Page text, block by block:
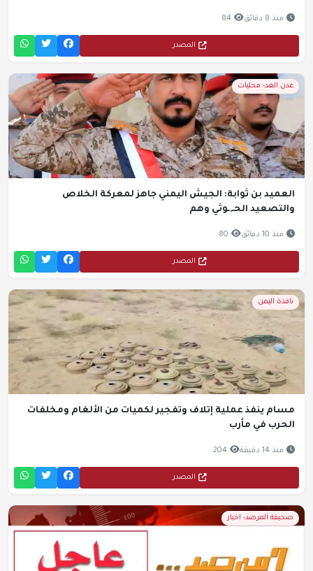
منذ 8 دقائق 84
المصدر
عدن الغد- محليات
العميد بن ثوابة: الجيش اليمني جاهز لمعركة الخلاص
والتصعيد الحـ,ـوثي وهم
منذ 10 دقائق 80
المصدر
نافذة اليمن
مسام ينفذ عملية إتلاف وتفجير لكميات من الألغام ومخلفات
الحرب في مأرب
منذ 14 دقيقة 204
المصدر
صحيفة المرصد- اخبار